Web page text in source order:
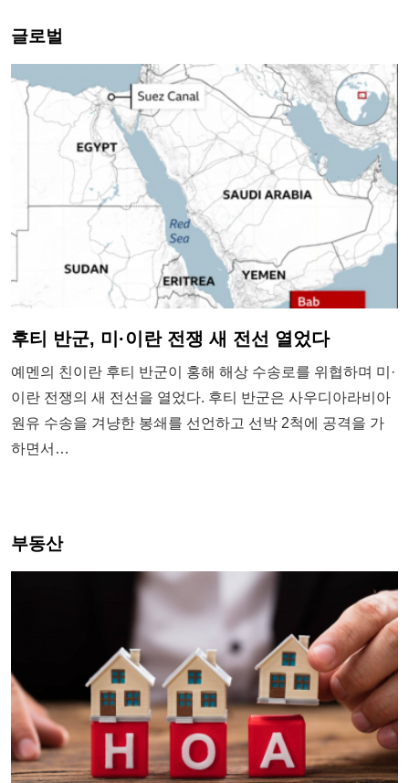
글로벌
후티 반군, 미·이란 전쟁 새 전선 열었다
예멘의 친이란 후티 반군이 홍해 해상 수송로를 위협하며 미·
이란 전쟁의 새 전선을 열었다. 후티 반군은 사우디아라비아
원유 수송을 겨냥한 봉쇄를 선언하고 선박 2척에 공격을 가
하면서…
부동산